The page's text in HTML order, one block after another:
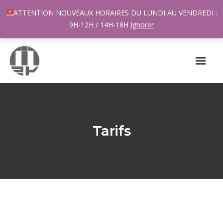
contact@m2k.fr
Tarifs
ATTENTION NOUVEAUX HORAIRES DU LUNDI AU VENDREDI :
9H-12H / 14H-18H Ignorer